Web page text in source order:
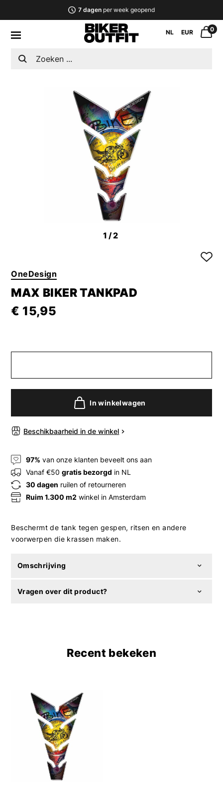
7 dagenper week geopend
NL EUR 0
1/2
OneDesign
MAX BIKER TANKPAD
€ 15,95
In winkelwagen
Beschikbaarheid in de winkel
97% van onze klanten beveelt ons aan
Vanaf €50gratis bezorgd in NL
30 dagen ruilen of retourneren
Ruim 1.300 m2 winkel in Amsterdam
Beschermt de tank tegen gespen, ritsen en andere
voorwerpen die krassen maken.
Omschrijving
Vragen over dit product?
Recent bekeken